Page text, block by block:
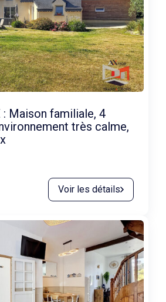
: Maison familiale, 4
très calme,
Voir les détails